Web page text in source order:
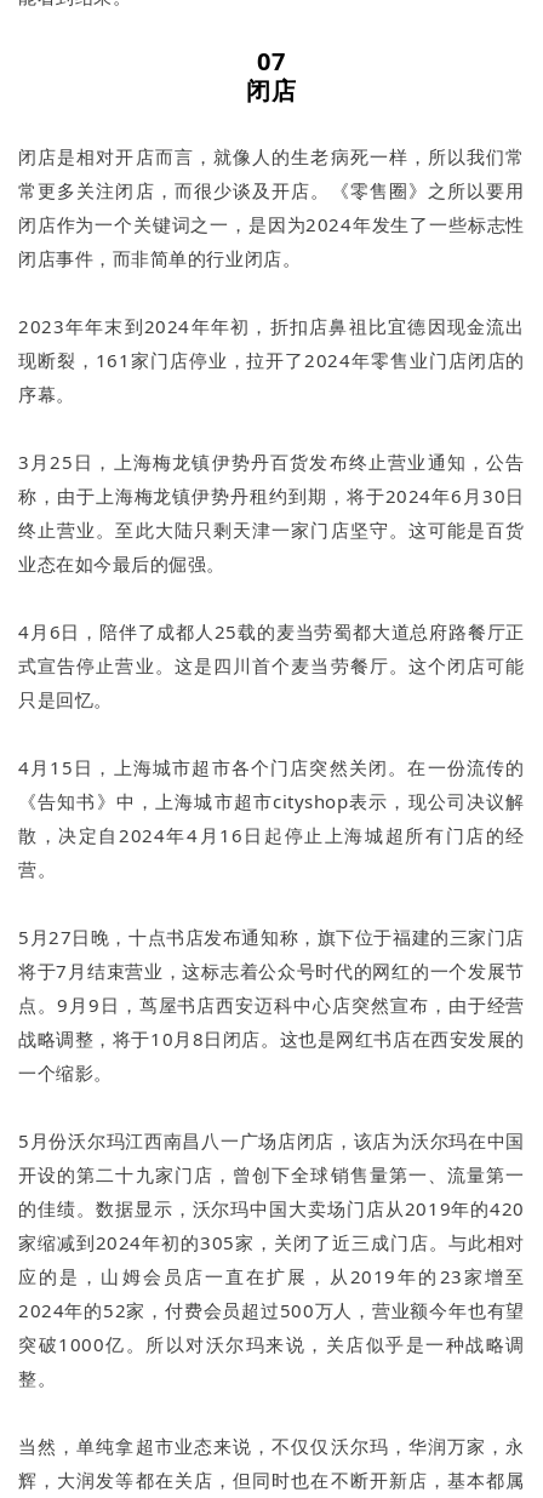
07
闭店
闭店是相对开店而言，就像人的生老病死一样，所以我们常
常更多关注闭店，而很少谈及开店。《零售圈》之所以要用
闭店作为一个关键词之一，是因为2024年发生了一些标志性
闭店事件，而非简单的行业闭店。
2023年年末到2024年年初，折扣店鼻祖比宜德因现金流出
现断裂，161家门店停业，拉开了2024年零售业门店闭店的
序幕。
3月25日，上海梅龙镇伊势丹百货发布终止营业通知，公告
称，由于上海梅龙镇伊势丹租约到期，将于2024年6月30日
终止营业。至此大陆只剩天津一家门店坚守。这可能是百货
业态在如今最后的倔强。
4月6日，陪伴了成都人25载的麦当劳蜀都大道总府路餐厅正
式宣告停止营业。这是四川首个麦当劳餐厅。这个闭店可能
只是回忆。
4月15日，上海城市超市各个门店突然关闭。在一份流传的
《告知书》中，上海城市超市cityshop表示，现公司决议解
散，决定自2024年4月16日起停止上海城超所有门店的经
营。
5月27日晚，十点书店发布通知称，旗下位于福建的三家门店
将于7月结束营业，这标志着公众号时代的网红的一个发展节
点。9月9日，茑屋书店西安迈科中心店突然宣布，由于经营
战略调整，将于10月8日闭店。这也是网红书店在西安发展的
一个缩影。
5月份沃尔玛江西南昌八一广场店闭店，该店为沃尔玛在中国
开设的第二十九家门店，曾创下全球销售量第一、流量第一
的佳绩。数据显示，沃尔玛中国大卖场门店从2019年的420
家缩减到2024年初的305家，关闭了近三成门店。与此相对
应的是，山姆会员店一直在扩展，从2019年的23家增至
2024年的52家，付费会员超过500万人，营业额今年也有望
突破1000亿。所以对沃尔玛来说，关店似乎是一种战略调
整。
当然，单纯拿超市业态来说，不仅仅沃尔玛，华润万家，永
辉，大润发等都在关店，但同时也在不断开新店，基本都属